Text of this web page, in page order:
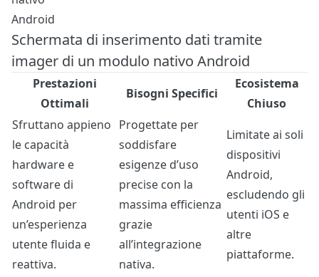
Schermata di inserimento dati tramite
imager di un modulo nativo Android
Prestazioni
Ottimali
Bisogni Specifici
Ecosistema
Chiuso
Sfruttano appieno
le capacità
hardware e
software di
Android per
un’esperienza
utente fluida e
reattiva.
Progettate per
soddisfare
esigenze d’uso
precise con la
massima efficienza
grazie
all’integrazione
nativa.
Limitate ai soli
dispositivi
Android,
escludendo gli
utenti iOS e
altre
piattaforme.